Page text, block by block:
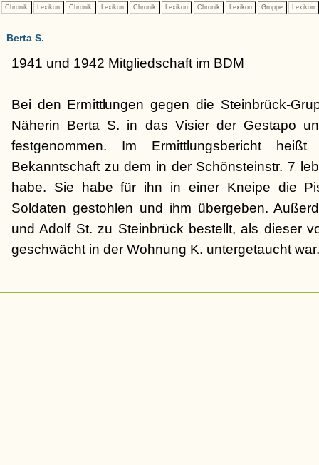
Chronik Lexikon Chronik Lexikon Chronik Lexikon Chronik Lexikon Gruppe Lexikon
Berta S.
1941 und 1942 Mitgliedschaft im BDM
Bei den Ermittlungen gegen die Steinbrück-
Näherin Berta S. in das Visier der Gestapo
festgenommen. Im Ermittlungsbericht
Bekanntschaft zu dem in der Schönsteinstr. 7
habe. Sie habe für ihn in einer Kneipe die
Soldaten gestohlen und ihm übergeben.
und Adolf St. zu Steinbrück bestellt, als dieser
geschwächt in der Wohnung K. untergetaucht war.